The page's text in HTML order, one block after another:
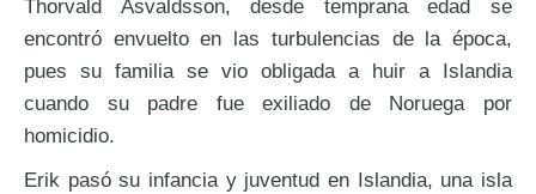
Thorvald Asvaldsson, desde temprana edad se
encontró envuelto en las turbulencias de la época,
pues su familia se vio obligada a huir a Islandia
cuando su padre fue exiliado de Noruega por
homicidio.
Erik pasó su infancia y juventud en Islandia, una isla